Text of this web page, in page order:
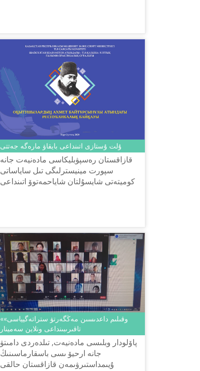
ۇلت ۇستازى اتىنداعى بايقاۋ مارەگە جەتتى
قازاقستان رەسپۋبليكاسى مادەنيەت جانە
سپورت مينيسترلىگى تىل ساياساتى
كوميتەتى شايسۇلتان شاياحمەتوۆ اتىنداعى
«وقىلىم داعدىسىن مەڭگەرتۋ ستراتەگيياسى»
تاقىرىبىنداعى ونلاين سەمينار
پاۆلودار وبلىسى مادەنيەت, تىلدەردى دامىتۋ
جانە ارحيۆ ىسى باسقارماسىنىڭ
ۇيىمداستىرۋىمەن قازاقستان حالقى